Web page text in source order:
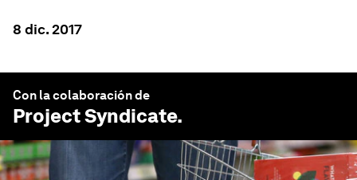
8 dic. 2017
Con la colaboración de
Project Syndicate.